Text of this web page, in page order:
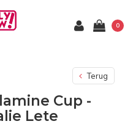
0
Terug
Cup -
Lete